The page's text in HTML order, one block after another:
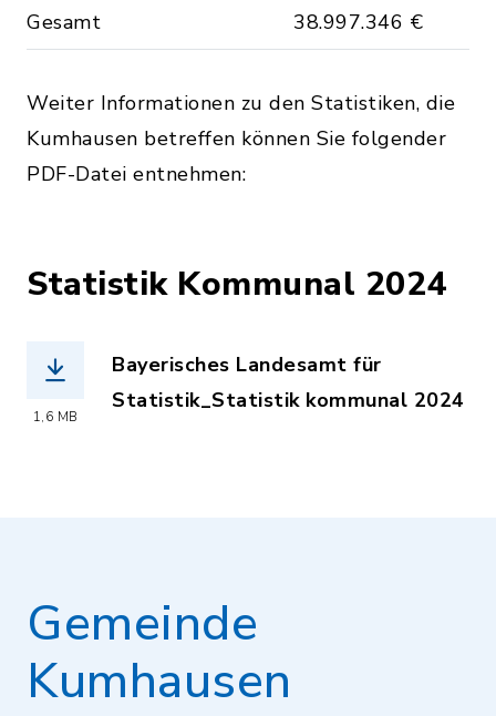
Gesamt 38.997.346 €
Weiter Informationen zu den Statistiken, die
Kumhausen betreffen können Sie folgender
PDF-Datei entnehmen:
Statistik Kommunal 2024
1,6 MB
Bayerisches Landesamt für
Statistik_Statistik kommunal 2024
Gemeinde
Kumhausen